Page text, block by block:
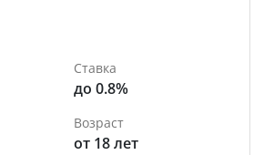
Ставка
до 0.8%
Возраст
от 18 лет